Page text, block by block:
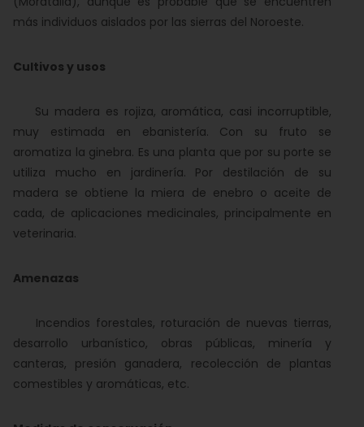
más individuos aislados por las sierras del Noroeste.
Cultivos y usos
Su madera es rojiza, aromática, casi incorruptible,
muy estimada en ebanistería. Con su fruto se
aromatiza la ginebra. Es una planta que por su porte se
utiliza mucho en jardinería. Por destilación de su
madera se obtiene la miera de enebro o aceite de
cada, de aplicaciones medicinales, principalmente en
veterinaria.
Amenazas
Incendios forestales, roturación de nuevas tierras,
desarrollo urbanístico, obras públicas, minería y
canteras, presión ganadera, recolección de plantas
comestibles y aromáticas, etc.